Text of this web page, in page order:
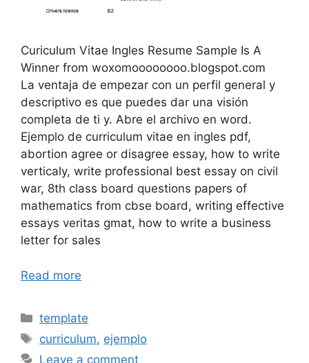
Curiculum Vitae Ingles Resume Sample Is A
Winner from woxomoooooooo.blogspot.com
La ventaja de empezar con un perfil general y
descriptivo es que puedes dar una visión
completa de ti y. Abre el archivo en word.
Ejemplo de curriculum vitae en ingles pdf,
abortion agree or disagree essay, how to write
verticaly, write professional best essay on civil
war, 8th class board questions papers of
mathematics from cbse board, writing effective
essays veritas gmat, how to write a business
letter for sales
Read more
Categories
template
Tags
curriculum, ejemplo
Leave a comment